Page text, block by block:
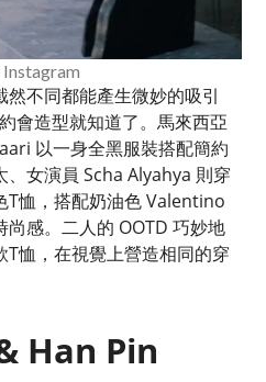
不同都能產生微妙的吸引
會造型就知道了。馬來西亞
以一身全黑服裝搭配簡約
女演員 Scha Alyahya 則穿
T恤，搭配奶油色 Valentino
感。二人的 OOTD 巧妙地
恤，在視覺上營造相同的穿
Han Pin